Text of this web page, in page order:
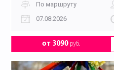
По маршруту
07.08.2026
от 3090руб.